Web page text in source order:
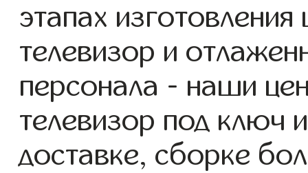
этапах
телевизор и
персонала - наши
телевизор под ключ
доставке, сборке